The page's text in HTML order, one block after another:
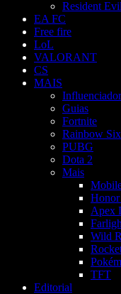
Resident Evil
EA FC
Free fire
LoL
VALORANT
CS
MAIS
Guias
Fortnite
Rainbow
PUBG
Dota 2
Mais
Apex
Wild
TFT
Editorial